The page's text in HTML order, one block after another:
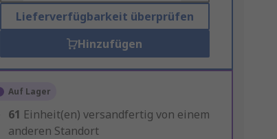
Lieferverfügbarkeit überprüfen
Hinzufügen
Auf Lager
61 Einheit(en) versandfertig von einem
anderen Standort